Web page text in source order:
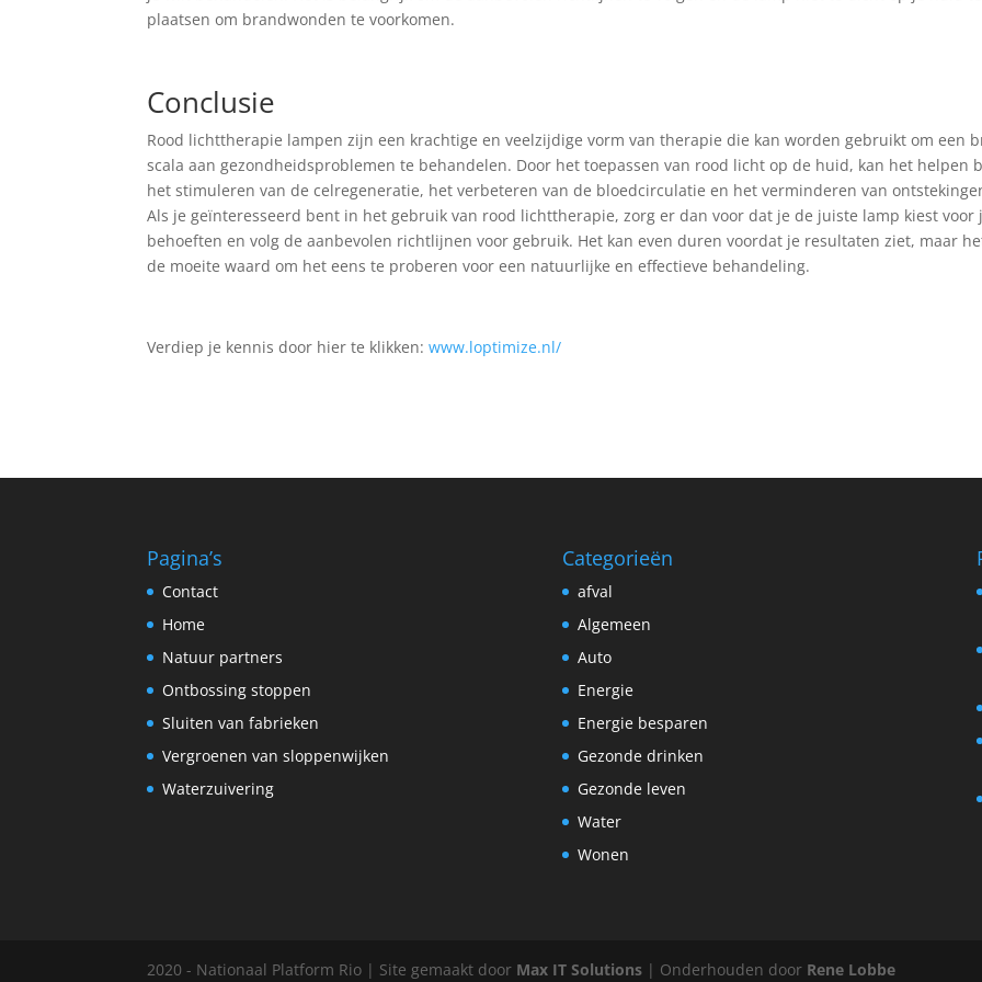
plaatsen om brandwonden te voorkomen.
Conclusie
Rood lichttherapie lampen zijn een krachtige en veelzijdige vorm van therapie die kan worden gebruikt om een
scala aan gezondheidsproblemen te behandelen. Door het toepassen van rood licht op de huid, kan het helpen
het stimuleren van de celregeneratie, het verbeteren van de bloedcirculatie en het verminderen van
Als je geïnteresseerd bent in het gebruik van rood lichttherapie, zorg er dan voor dat je de juiste lamp kiest voor
behoeften en volg de aanbevolen richtlijnen voor gebruik. Het kan even duren voordat je resultaten ziet, maar
de moeite waard om het eens te proberen voor een natuurlijke en effectieve behandeling.
Verdiep je kennis door hier te klikken:www.loptimize.nl/
Pagina’s
Contact
Home
Natuur partners
Ontbossing stoppen
Sluiten van fabrieken
Vergroenen van sloppenwijken
Waterzuivering
Categorieën
afval
Algemeen
Auto
Energie
Energie besparen
Gezonde drinken
Gezonde leven
Water
Wonen
2020 - Nationaal Platform Rio | Site gemaakt door Max IT Solutions | Onderhouden door Rene Lobbe